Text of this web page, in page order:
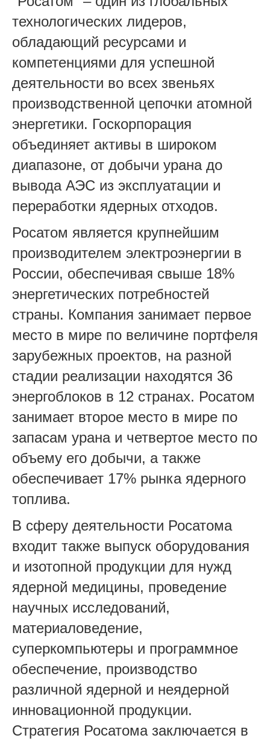
технологических лидеров,
обладающий ресурсами и
компетенциями для успешной
деятельности во всех звеньях
производственной цепочки атомной
энергетики. Госкорпорация
объединяет активы в широком
диапазоне, от добычи урана до
вывода АЭС из эксплуатации и
переработки ядерных отходов.
Росатом является крупнейшим
производителем электроэнергии в
России, обеспечивая свыше 18%
энергетических потребностей
страны. Компания занимает первое
место в мире по величине портфеля
зарубежных проектов, на разной
стадии реализации находятся 36
энергоблоков в 12 странах. Росатом
занимает второе место в мире по
запасам урана и четвертое место по
объему его добычи, а также
обеспечивает 17% рынка ядерного
топлива.
В сферу деятельности Росатома
входит также выпуск оборудования
и изотопной продукции для нужд
ядерной медицины, проведение
научных исследований,
материаловедение,
суперкомпьютеры и программное
обеспечение, производство
различной ядерной и неядерной
инновационной продукции.
Стратегия Росатома заключается в